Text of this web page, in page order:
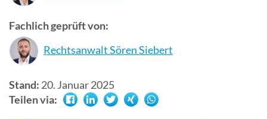
Fachlich geprüft von:
Rechtsanwalt Sören Siebert
Stand: 20. Januar 2025
Teilen via: